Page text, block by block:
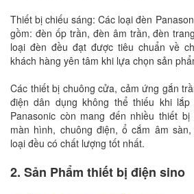
Thiết bị chiếu sáng: Các loại đèn
gồm: đèn ốp trần, đèn âm trần, đèn
loại đèn đều đạt được tiêu chuẩn về
khách hàng yên tâm khi lựa chọn sản
Các thiết bị chuông cửa, cảm ứng gắn
điện dân dụng không thể thiếu khi
Panasonic còn mang đến nhiều thiết
màn hình, chuông điện, ổ cắm âm
loại đều có chất lượng tốt nhất.
2. Sản Phẩm thiết bị điện sino